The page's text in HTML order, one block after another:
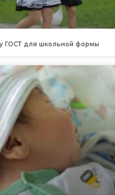
ГОСТ для школьной формы